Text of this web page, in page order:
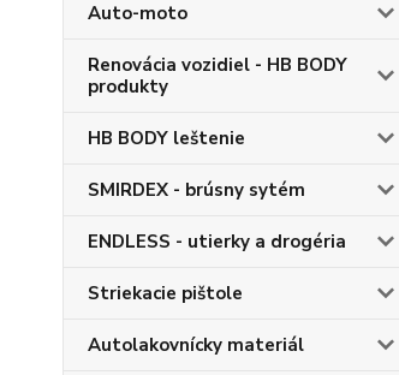
Auto-moto
Renovácia vozidiel - HB BODY
produkty
HB BODY leštenie
SMIRDEX - brúsny sytém
ENDLESS - utierky a drogéria
Striekacie pištole
Autolakovnícky materiál